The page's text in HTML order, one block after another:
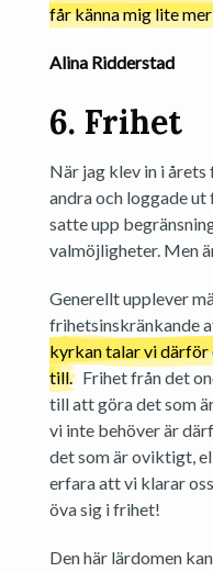
får känna mig lite
Alina Ridderstad
6. Frihet
När jag klev in i årets
andra och loggade
satte upp
valmöjligheter. Men
Generellt upplever
frihetsinskränkande
kyrkan talar vi
till. Frihet från det
till att göra det som
vi inte behöver är
det som är oviktigt,
erfara att vi klarar
öva sig i frihet!
Den här lärdomen